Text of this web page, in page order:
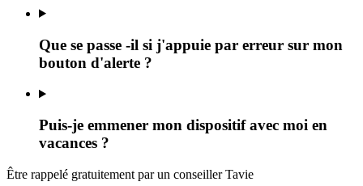
Que se passe -il si j'appuie par erreur sur mon
bouton d'alerte ?
Puis-je emmener mon dispositif avec moi en
vacances ?
Être rappelé gratuitement par un conseiller Tavie